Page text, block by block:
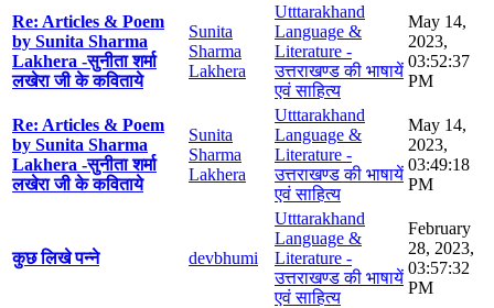
Re: Articles & Poem
by Sunita Sharma
Lakhera -सुनीता शर्मा
लखेरा जी के कविताये
Sunita
Sharma
Lakhera
Utttarakhand
Language &
Literature -
उत्तराखण्ड की भाषायें
एवं साहित्य
May 14,
2023,
03:52:37
PM
Re: Articles & Poem
by Sunita Sharma
Lakhera -सुनीता शर्मा
लखेरा जी के कविताये
Sunita
Sharma
Lakhera
Utttarakhand
Language &
Literature -
उत्तराखण्ड की भाषायें
एवं साहित्य
May 14,
2023,
03:49:18
PM
कुछ लिखे पन्ने devbhumi
Utttarakhand
Language &
Literature -
उत्तराखण्ड की भाषायें
एवं साहित्य
February
28, 2023,
03:57:32
PM